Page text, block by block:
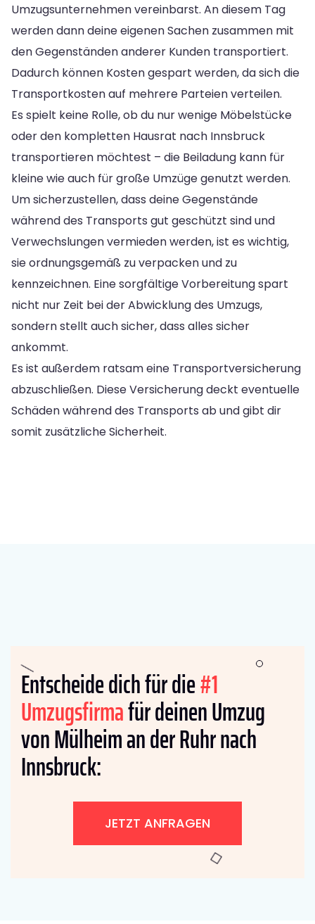
Umzugsunternehmen vereinbarst. An diesem Tag
werden dann deine eigenen Sachen zusammen mit
den Gegenständen anderer Kunden transportiert.
Dadurch können Kosten gespart werden, da sich die
Transportkosten auf mehrere Parteien verteilen.
Es spielt keine Rolle, ob du nur wenige Möbelstücke
oder den kompletten Hausrat nach Innsbruck
transportieren möchtest – die Beiladung kann für
kleine wie auch für große Umzüge genutzt werden.
Um sicherzustellen, dass deine Gegenstände
während des Transports gut geschützt sind und
Verwechslungen vermieden werden, ist es wichtig,
sie ordnungsgemäß zu verpacken und zu
kennzeichnen. Eine sorgfältige Vorbereitung spart
nicht nur Zeit bei der Abwicklung des Umzugs,
sondern stellt auch sicher, dass alles sicher
ankommt.
Es ist außerdem ratsam eine Transportversicherung
abzuschließen. Diese Versicherung deckt eventuelle
Schäden während des Transports ab und gibt dir
somit zusätzliche Sicherheit.
Entscheide dich für die#1
Umzugsfirmafür deinen Umzug
von Mülheim an der Ruhr nach
Innsbruck:
JETZT ANFRAGEN